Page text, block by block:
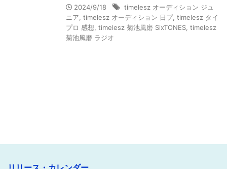
2024/9/18
timelesz オーディション ジュ
ニア timelesz オーディション 日プ, timelesz タイ
プロ 感想 timelesz 菊池風磨 SixTONES timelesz
菊池風磨 ラジオ